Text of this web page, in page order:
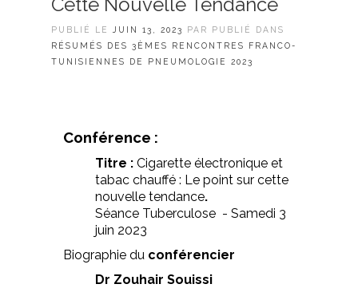
PUBLIÉ LE JUIN 13, 2023
PAR PUBLIÉ DANS
RÉSUMÉS DES 3ÈMES RENCONTRES FRANCO-
TUNISIENNES DE PNEUMOLOGIE 2023
Conférence :
Titre : Cigarette électronique et
tabac chauffé : Le point sur cette
nouvelle tendance.
Séance Tuberculose - Samedi 3
juin 2023
Biographie du conférencier
Dr Zouhair Souissi